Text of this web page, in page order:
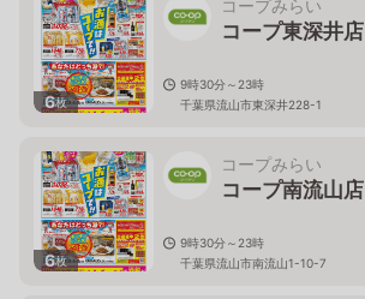
6枚
コープみらい
コープ東深井店
9時30分～23時
千葉県流山市東深井228-1
6枚
コープみらい
コープ南流山店
9時30分～23時
千葉県流山市南流山1-10-7